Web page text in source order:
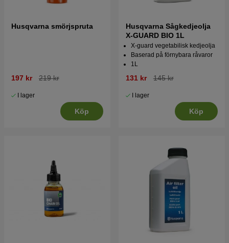
Husqvarna smörjspruta
197 kr 219 kr
I lager
Köp
Husqvarna Sågkedjeolja
X-GUARD BIO 1L
X-guard vegetabilisk kedjeolja
Baserad på förnybara råvaror
1L
131 kr 145 kr
I lager
Köp